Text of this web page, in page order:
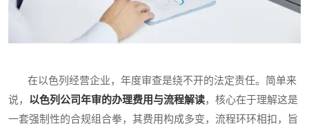
在以色列经营企业，年度审查是绕不开的法定责任。简单来
说， 以色列公司年审的办理费用与流程解读，核心在于理解这是
一套强制性的合规组合拳，其费用构成多变，流程环环相扣，旨